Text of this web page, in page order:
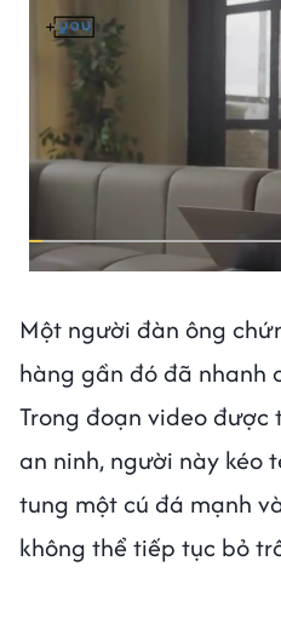
Một người đàn ông
hàng gần đó đã nhanh
Trong đoạn video
an ninh, người này kéo
tung một cú đá mạnh
không thể tiếp tục bỏ